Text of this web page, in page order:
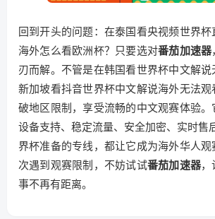
回到开头的问题：在泰国看央视频世界
海外怎么看欧洲杯？只要选对番茄加速器
刃而解。不管是在韩国看世界杯中文解
新加坡看抖音世界杯中文解说海外无法
破地区限制，享受流畅的中文观赛体验
设备支持、稳定流量、安全加密、实时售
界杯准备的专线，都让它成为海外华人
次遇到观赛限制，不妨试试番茄加速器，
事不再有距离。